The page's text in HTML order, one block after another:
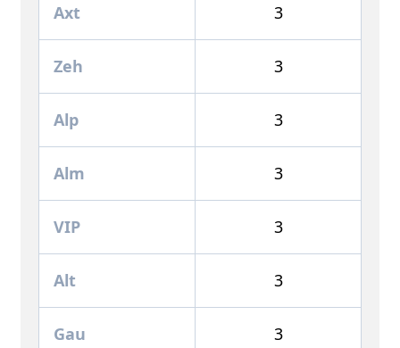
Axt 3
Zeh 3
Alp 3
Alm 3
VIP 3
Alt 3
Gau 3